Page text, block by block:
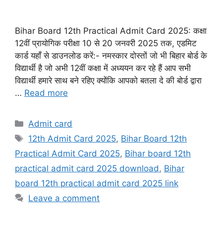
Bihar Board 12th Practical Admit Card 2025: कक्षा
12वीं प्रायोगिक परीक्षा 10 से 20 जनवरी 2025 तक, एडमिट
कार्ड यहाँ से डाउनलोड करें:- नमस्कार दोस्तों जो भी बिहार बोर्ड के
विद्यार्थी है जो अभी 12वीं कक्षा में अध्ययन कर रहे हैं आप सभी
विद्यार्थी हमारे साथ बने रहिए क्योंकि आपको बतला दे की बोर्ड द्वारा
… Read more
Categories
Admit card
Tags
12th Admit Card 2025, Bihar Board 12th
Practical Admit Card 2025, Bihar board 12th
practical admit card 2025 download , Bihar
board 12th practical admit card 2025 link
Leave a comment